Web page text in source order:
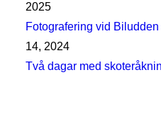
2025
Fotografering vid
14, 2024
Två dagar med